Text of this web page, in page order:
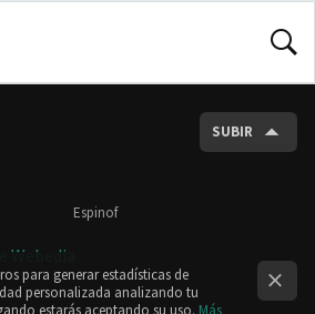
SUBIR
Espinof
para generar estadísticas de
personalizada analizando tu
estarás aceptando su uso. Más